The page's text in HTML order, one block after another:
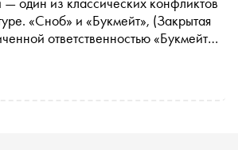
«Сноб» и «Букмейт», (Закрытая
ответственностью «Букмейт
Плюса», выбрали пять